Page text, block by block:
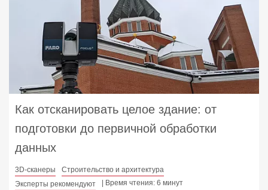
Как отсканировать целое здание: от
подготовки до первичной обработки
данных
3D-сканеры
Строительство и архитектура
Эксперты рекомендуют
| Время чтения: 6 минут